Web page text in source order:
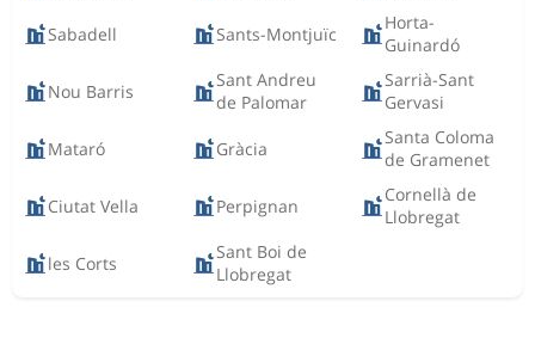
Sabadell Sants-Montjuïc
Horta-
Guinardó
Nou Barris
Sant Andreu
de Palomar
Sarrià-Sant
Gervasi
Mataró Gràcia
Santa Coloma
de Gramenet
Ciutat Vella Perpignan
Cornellà de
Llobregat
les Corts
Sant Boi de
Llobregat